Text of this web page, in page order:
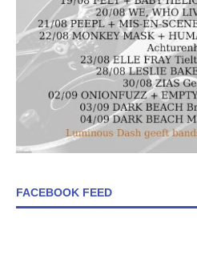
FACEBOOK FEED